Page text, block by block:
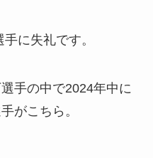
に失礼です。
手の中で2024年中に
がこちら。